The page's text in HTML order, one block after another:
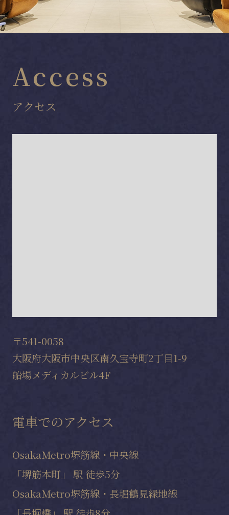
Access
アクセス
〒541-0058
大阪府大阪市中央区南久宝寺町2丁目1-9
船場メディカルビル4F
電車でのアクセス
OsakaMetro堺筋線・中央線
「堺筋本町」 駅 徒歩5分
OsakaMetro堺筋線・長堀鶴見緑地線